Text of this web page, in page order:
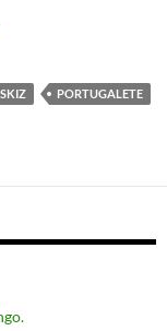
Bilbao – Playa de
PORTUGALETE